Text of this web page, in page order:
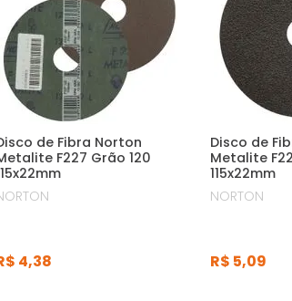
de Fibra Norton
F227 Grão 120
4,38
Disco de
Metalite
115x22mm
NORTON
R$ 5,09